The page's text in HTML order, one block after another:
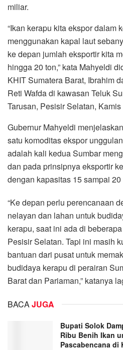
miliar.
“Ikan kerapu kita ekspor dalam
menggunakan kapal laut
ke depan jumlah eksportir kita
hingga 20 ton,” kata Mahyeldi
KHIT Sumatera Barat, Ibrahim
Reti Wafda di kawasan Teluk
Tarusan, Pesisir Selatan,
Gubernur Mahyeldi
satu komoditas ekspor
adalah kali kedua Sumbar
dan pada prinsipnya eksportir
dengan kapasitas 15 sampai 20
“Ke depan perlu perencanaan
nelayan dan lahan untuk
kerapu, saat ini ada di
Pesisir Selatan. Tapi ini masih
bantuan dari pusat untuk
budidaya kerapu di perairan
Barat dan Pariaman,” katanya
BACAJUGA
Bupati Solok
Ribu Benih Ikan
Pascabencana di